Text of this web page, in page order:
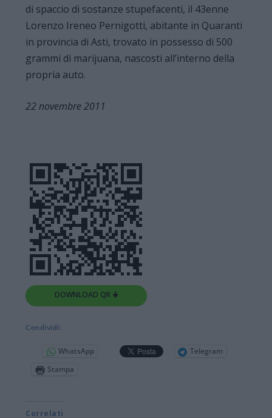
di spaccio di sostanze stupefacenti, il 43enne
Lorenzo Ireneo Pernigotti, abitante in Quaranti
in provincia di Asti, trovato in possesso di 500
grammi di marijuana, nascosti all’interno della
propria auto.
22 novembre 2011
DOWNLOAD QR 🠋
Condividi:
WhatsApp
Telegram
Stampa
Correlati